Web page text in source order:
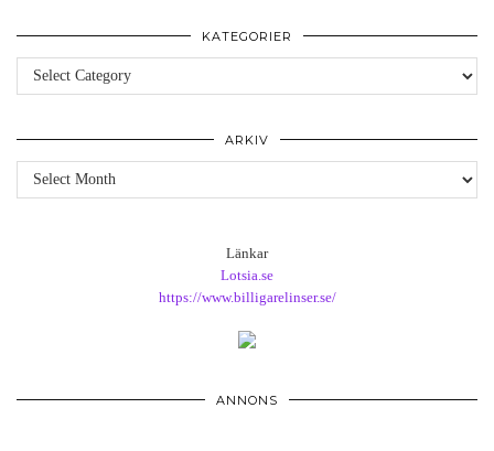
KATEGORIER
Kategorier
ARKIV
Arkiv
Länkar
Lotsia.se
https://www.billigarelinser.se/
ANNONS